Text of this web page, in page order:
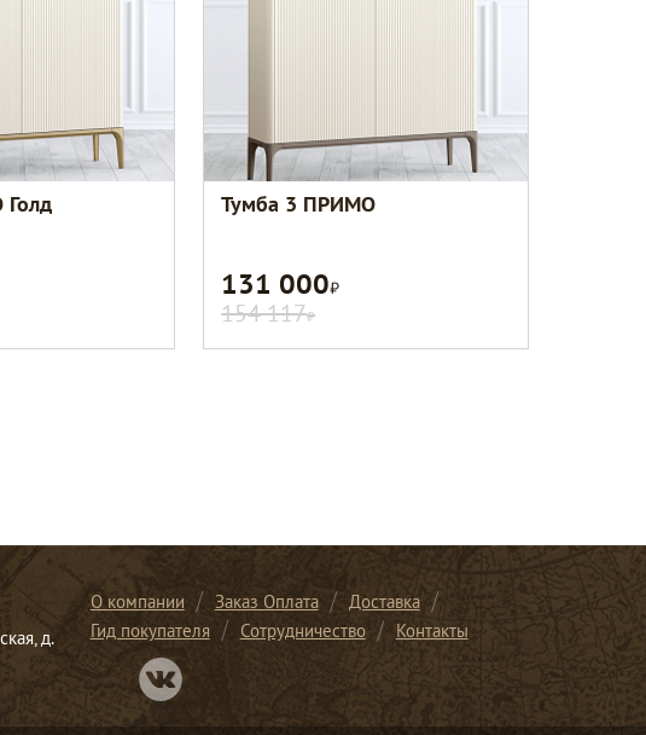
Тумба 3 ПРИМО
131 000Р
154 117Р
д.
О компании Заказ Оплата
Доставка
Гид покупателя
Сотрудничество
Контакты
Перейти в нашу группу Вконтакте